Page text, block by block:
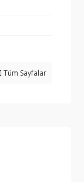
Tüm Sayfalar